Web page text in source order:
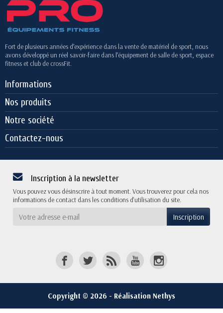
Fort de plusieurs années d’expérience dans la vente de matériel de sport, nous
avons développé un réel savoir-faire dans l’équipement de salle de sport, espace
fitness et club de crossFit.
Informations
Nos produits
Notre société
Contactez-nous
Inscription à la newsletter
Vous pouvez vous désinscrire à tout moment. Vous trouverez pour cela nos
informations de contact dans les conditions d'utilisation du site.
Copyright © 2026 - Réalisation Nethys